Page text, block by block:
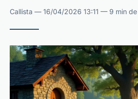
Callista — 16/04/2026 13:11 — 9 min